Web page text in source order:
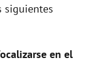
siguientes
en el